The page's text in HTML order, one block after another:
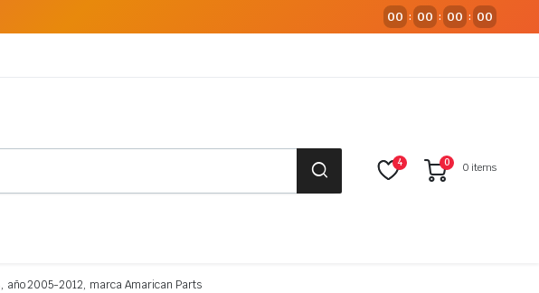
00 : 00 : 00 : 00
4 0 0 items
año 2005-2012, marca Amarican Parts